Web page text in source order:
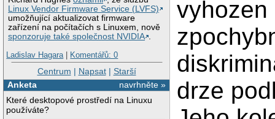
Linux Vendor Firmware Service (LVFS)
umožňující aktualizovat firmware
zařízení na počítačích s Linuxem, nově
sponzoruje také společnost NVIDIA .
Ladislav Hagara| Komentářů: 0
Centrum | Napsat| Starší
navrhněte »
Anketa
Které desktopové prostředí na Linuxu
používáte?
vyhozen
drze